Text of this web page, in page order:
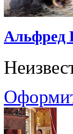
Альфред